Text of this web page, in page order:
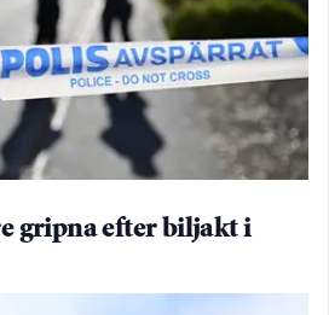
gripna efter biljakt i